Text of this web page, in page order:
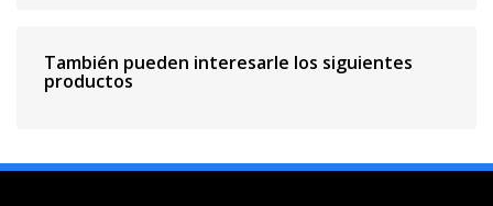
También pueden interesarle los siguientes
productos